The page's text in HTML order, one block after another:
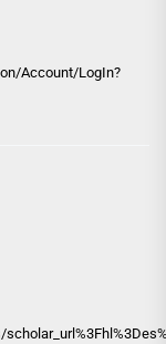
Account/LogIn?